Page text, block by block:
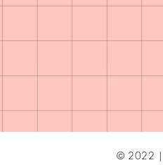
© 2022 |